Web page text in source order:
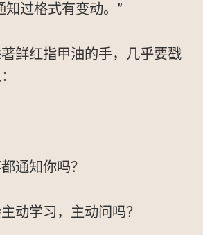
知过格式有变动。”
鲜红指甲油的手，几乎要戳
通知你吗？
动学习，主动问吗？